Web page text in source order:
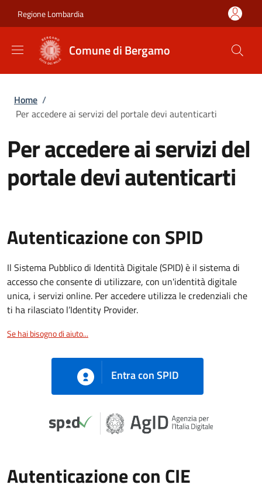
Regione Lombardia
Comune di Bergamo
Briciole di pane
Home /
Per accedere ai servizi del portale devi autenticarti
Per accedere ai servizi del
portale devi autenticarti
Autenticazione con SPID
Il Sistema Pubblico di Identità Digitale (SPID) è il sistema di
accesso che consente di utilizzare, con un'identità digitale
unica, i servizi online. Per accedere utilizza le credenziali che
ti ha rilasciato l’Identity Provider.
Se hai bisogno di aiuto...
Entra con SPID
Autenticazione con CIE